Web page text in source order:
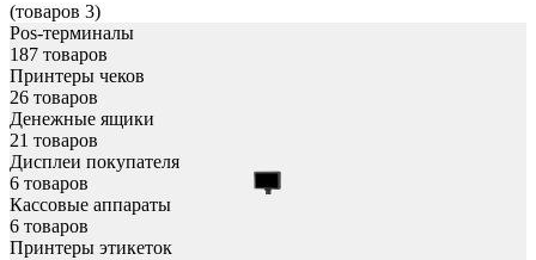
(товаров 3)
Pos-терминалы
187 товаров
Принтеры чеков
26 товаров
Денежные ящики
21 товаров
Дисплеи покупателя
6 товаров
Кассовые аппараты
6 товаров
Принтеры этикеток